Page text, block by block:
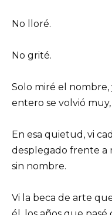
No lloré.
No grité.
Solo miré el
entero se volvió
En esa quietud, vi
desplegado frente a
sin nombre.
Vi la beca de arte